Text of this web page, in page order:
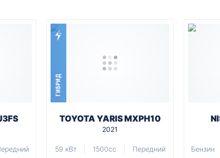
ГИБРИД
TOYOTA YARIS MXPH10
2021
59 кВт 1500cc Передний Бензин